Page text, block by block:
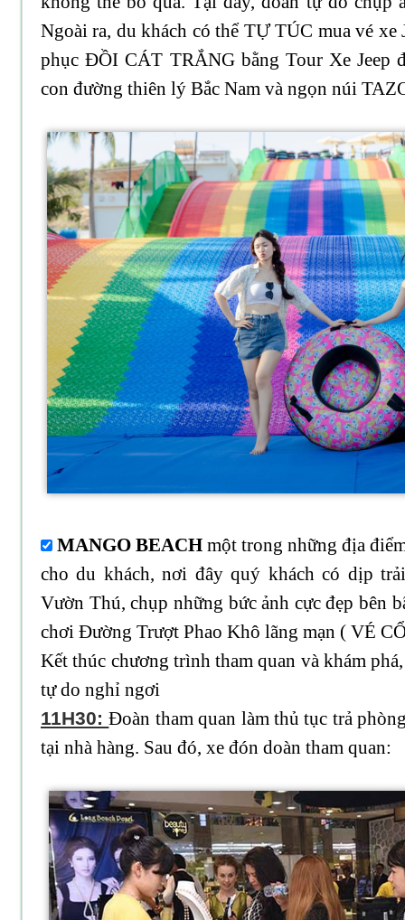
Ngoài ra, du khách có thể TỰ TÚC mua vé xe
phục ĐỒI CÁT TRẮNG bằng Tour Xe Jeep
con đường thiên lý Bắc Nam và ngọn núi
MANGO BEACH một trong những địa
cho du khách, nơi đây quý khách có dịp
Vườn Thú, chụp những bức ảnh cực đẹp bên
chơi Đường Trượt Phao Khô lãng mạn ( VÉ
Kết thúc chương trình tham quan và khám
tự do nghỉ ngơi
11H30:Đoàn tham quan làm thủ tục trả
tại nhà hàng. Sau đó, xe đón doàn tham quan: